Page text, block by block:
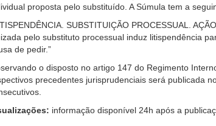
proposta pelo substituído. A Súmula tem a
SUBSTITUIÇÃO PROCESSUAL.
pelo substituto processual induz litispendência
de pedir.”
o disposto no artigo 147 do Regimento
precedentes jurisprudenciais será publicada
informação disponível 24h após a